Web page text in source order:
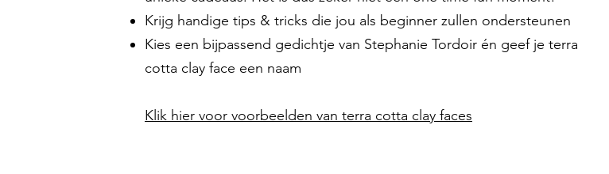
Krijg handige tips & tricks die jou als beginner zullen ondersteunen
Kies een bijpassend gedichtje van Stephanie Tordoir én geef je terra
cotta clay face een naam
Klik hier voor voorbeelden van terra cotta clay faces